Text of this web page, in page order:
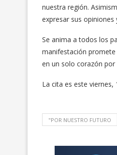
nuestra región.
expresar sus
Se anima a todos los
manifestación promete
en un solo corazón
La cita es este viernes,
"POR NUESTRO FUTURO